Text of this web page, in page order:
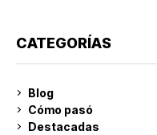
CATEGORÍAS
Blog
Cómo pasó
Destacadas